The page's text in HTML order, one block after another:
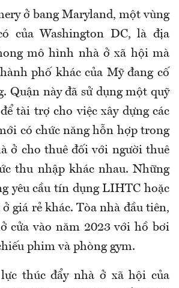
ở bang Maryland, một vùng
của Washington DC, là địa
mô hình nhà ở xã hội mà
phố khác của Mỹ đang cố
Quận này đã sử dụng một quỹ
tài trợ cho việc xây dựng các
có chức năng hỗn hợp trong
ở cho thuê đối với người thuê
thu nhập khác nhau. Những
yêu cầu tín dụng LIHTC hoặc
giá rẻ khác. Tòa nhà đầu tiên,
cửa vào năm 2023 với hồ bơi
phim và phòng gym.
thúc đẩy nhà ở xã hội của